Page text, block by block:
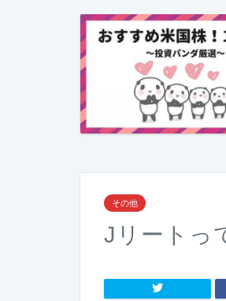
その他
Jリートっ